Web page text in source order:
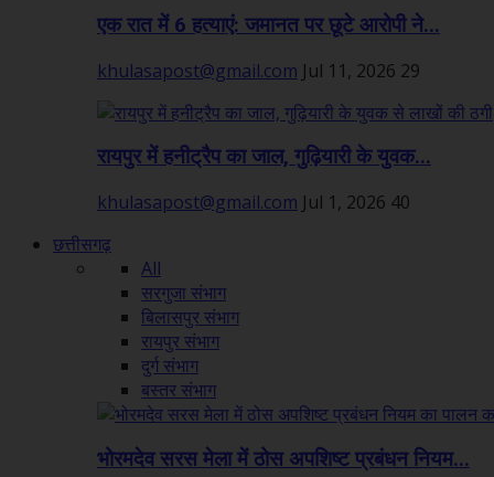
एक रात में 6 हत्याएं: जमानत पर छूटे आरोपी ने...
khulasapost@gmail.com Jul 11, 2026 29
रायपुर में हनीट्रैप का जाल, गुढ़ियारी के युवक...
khulasapost@gmail.com Jul 1, 2026 40
छत्तीसगढ़
All
सरगुजा संभाग
बिलासपुर संभाग
रायपुर संभाग
दुर्ग संभाग
बस्तर संभाग
भोरमदेव सरस मेला में ठोस अपशिष्ट प्रबंधन नियम...